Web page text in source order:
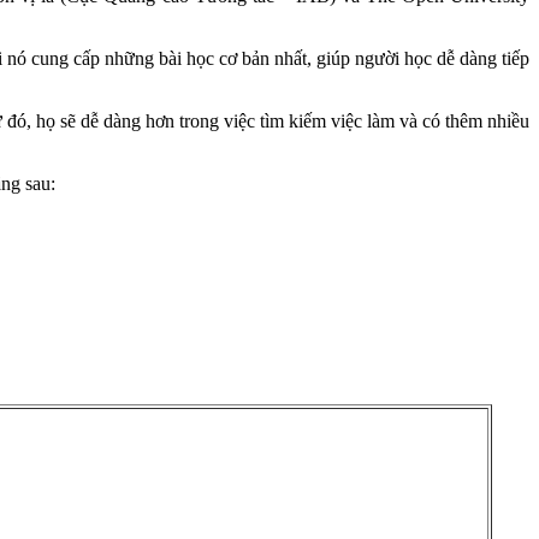
cung cấp những bài học cơ bản nhất, giúp người học dễ dàng tiếp
họ sẽ dễ dàng hơn trong việc tìm kiếm việc làm và có thêm nhiều
sau: